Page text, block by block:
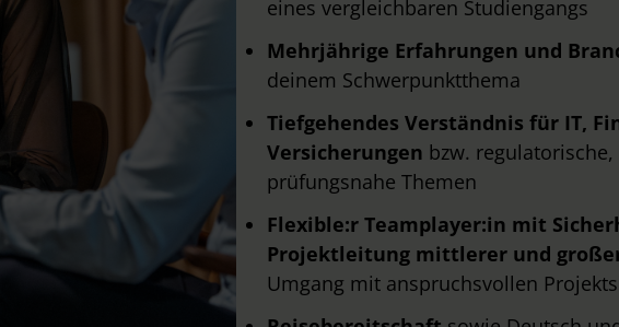
eines vergleichbaren Studiengangs
Mehrjährige Erfahrungen und
deinem Schwerpunktthema
Tiefgehendes Verständnis für IT,
Versicherungen bzw.
prüfungsnahe Themen
Flexible:r Teamplayer:in mit
Projektleitung mittlerer und
Umgang mit anspruchsvollen